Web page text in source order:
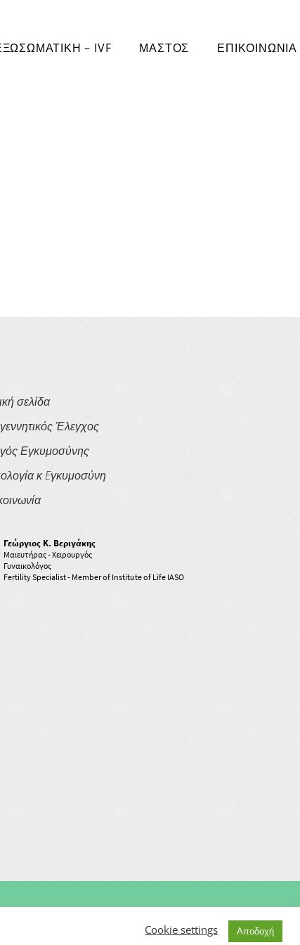
– IVF ΜΑΣΤΟΣ ΕΠΙΚΟΙΝΩΝΙΑ
σελίδα
Έλεγχος
Εγκυμοσύνης
κ Eγκυμοσύνη
Cookie settings Αποδοχή